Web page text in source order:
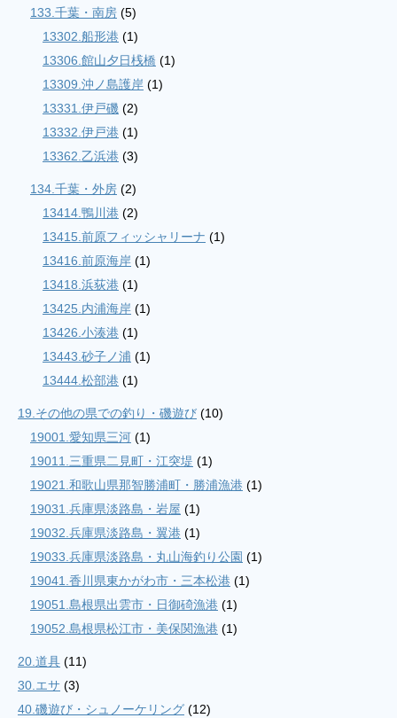
133.千葉・南房 (5)
13302.船形港 (1)
13306.館山夕日桟橋 (1)
13309.沖ノ島護岸 (1)
13331.伊戸磯 (2)
13332.伊戸港 (1)
13362.乙浜港 (3)
134.千葉・外房 (2)
13414.鴨川港 (2)
13415.前原フィッシャリーナ (1)
13416.前原海岸 (1)
13418.浜荻港 (1)
13425.内浦海岸 (1)
13426.小湊港 (1)
13443.砂子ノ浦 (1)
13444.松部港 (1)
19.その他の県での釣り・磯遊び (10)
19001.愛知県三河 (1)
19011.三重県二見町・江突堤 (1)
19021.和歌山県那智勝浦町・勝浦漁港 (1)
19031.兵庫県淡路島・岩屋 (1)
19032.兵庫県淡路島・翼港 (1)
19033.兵庫県淡路島・丸山海釣り公園 (1)
19041.香川県東かがわ市・三本松港 (1)
19051.島根県出雲市・日御碕漁港 (1)
19052.島根県松江市・美保関漁港 (1)
20.道具 (11)
30.エサ (3)
40.磯遊び・シュノーケリング (12)